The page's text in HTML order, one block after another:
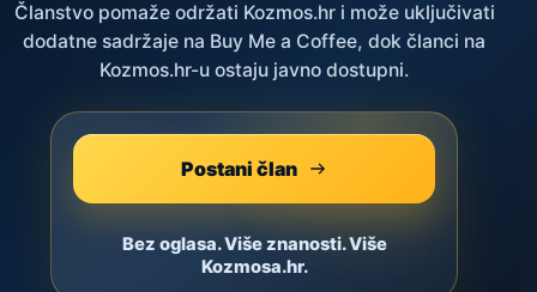
Članstvo pomaže održati Kozmos.hr i može uključivati
dodatne sadržaje na Buy Me a Coffee, dok članci na
Kozmos.hr-u ostaju javno dostupni.
Postani član
Bez oglasa. Više znanosti. Više
Kozmosa.hr.